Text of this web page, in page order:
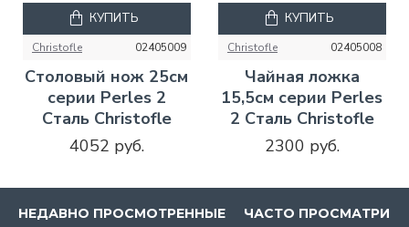
Christofle 02405009
Столовый нож 25см
серии Perles 2
Сталь Christofle
4052 руб.
КУПИТЬ
Christofle 02405008
Чайная ложка
15,5см серии Perles
2 Сталь Christofle
2300 руб.
КУПИТЬ
НЕДАВНО ПРОСМОТРЕННЫЕ ЧАСТО